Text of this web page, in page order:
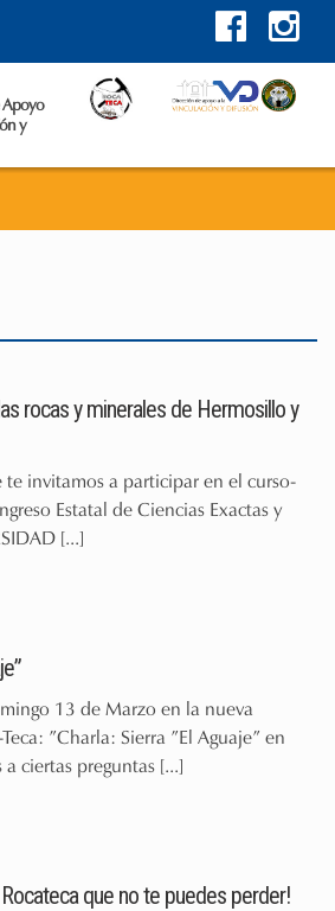
Apoyo
y
rocas y minerales de Hermosillo y
te invitamos a participar en el curso-
Estatal de Ciencias Exactas y
[...]
13 de Marzo en la nueva
”Charla: Sierra ”El Aguaje” en
ciertas preguntas [...]
que no te puedes perder!